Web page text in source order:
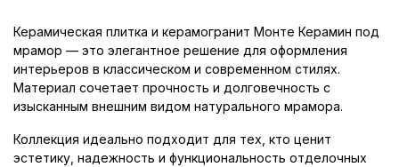
Керамическая плитка и керамогранит Монте Керамин под
мрамор — это элегантное решение для оформления
интерьеров в классическом и современном стилях.
Материал сочетает прочность и долговечность с
изысканным внешним видом натурального мрамора.
Коллекция идеально подходит для тех, кто ценит
эстетику, надежность и функциональность отделочных